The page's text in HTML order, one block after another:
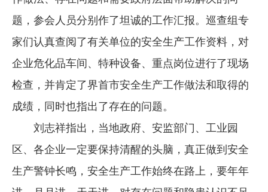
题，参会人员分别作了坦诚的工作汇报。巡查组专
家们认真查阅了有关单位的安全生产工作资料，对
企业危化品车间、特种设备、重点岗位进行了现场
检查，并肯定了界首市安全生产工作做法和取得的
成绩，同时也指出了存在的问题。
刘志祥指出，当地政府、安监部门、工业园
区、各企业一定要保持清醒的头脑，真正做到安全
生产警钟长鸣，安全生产工作始终在路上，要年年